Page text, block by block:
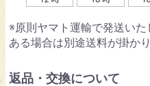
※原則ヤマト運輸で発送い
ある場合は別途送料が掛かり
返品・交換について